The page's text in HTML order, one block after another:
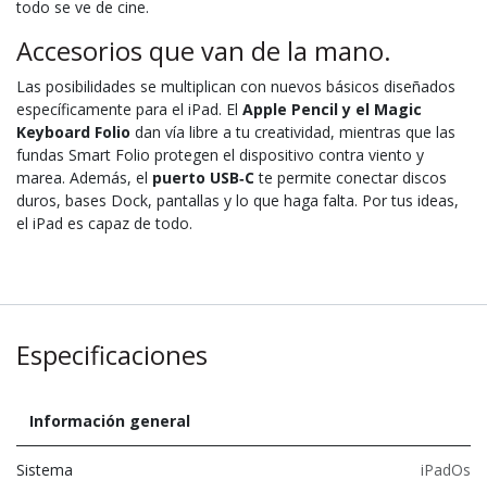
todo se ve de cine.
Accesorios que van de la mano.
Las posibili­dades se multiplican con nuevos básicos diseñados
específicamente para el iPad. El Apple Pencil y el Magic
Keyboard Folio dan vía libre a tu creatividad, mientras que las
fundas Smart Folio protegen el dispositivo contra viento y
marea. Además, el puerto USB‑Cte permite conectar discos
duros, bases Dock, pantallas y lo que haga falta. Por tus ideas,
el iPad es capaz de todo.
Especificaciones
Información general
Sistema iPadOs